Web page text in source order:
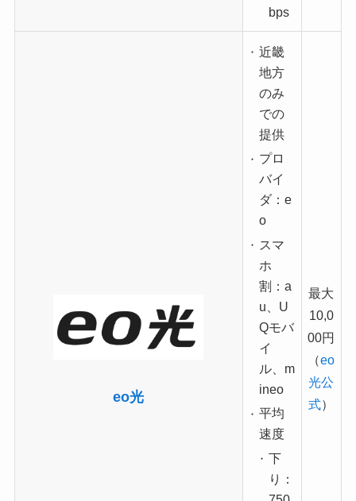
bps
eo光
近畿
地方
のみ
での
提供
プロ
バイ
ダ：e
o
スマ
ホ
割：a
u、U
Qモバ
イ
ル、m
ineo
平均
速度
下
り：
最大
10,0
00円
（eo
光公
式）